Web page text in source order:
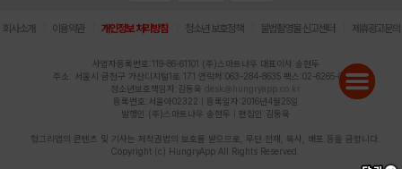
회사소개 이용약관 개인정보 처리방침 청소년 보호정책 불법촬영물 신고센터 제휴광고문의
사업자등록번호:119-86-61101 (주)스마트나우 대표이사:송현두
주소: 서울시 금천구 가산디지털1로 171 연락처:063-284-8635 팩스:02-6265-0377
청소년보호책임자:김동욱 desk@hungryapp.co.kr
등록번호:서울아02322 | 등록일자:2016년4월25일
발행인:(주)스마트나우 송현두 | 편집인:김동욱
헝그리앱의 콘텐츠 및 기사는 저작권법의 보호를 받으므로, 무단 전재, 복사, 배포 등을 금합니다.
Copyright (c) HungryApp All Rights Reserved.